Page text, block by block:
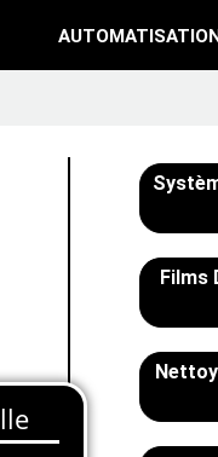
Films